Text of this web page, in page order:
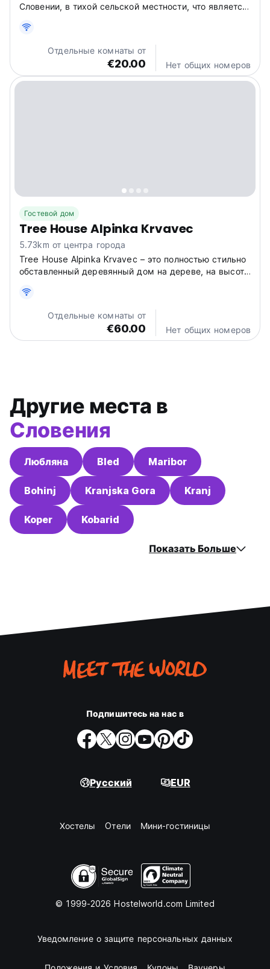
Словении, в тихой сельской местности, что является
Словении и посещения многих туристических
достопримечательностей. Отпуск в наших средствах
размещения вы можете использовать...
Отдельные комнаты от
€20.00 Нет общих номеров
Гостевой дом
Tree House Alpinka Krvavec
5.73km от центра города
Tree House Alpinka Krvavec – это полностью стильно
обставленный деревянный дом на дереве, на высоте
оборудованный, безопасный и романтический отдых
Отдельные комнаты от
€60.00 Нет общих номеров
Другие места в
Словения
Любляна Bled Maribor
Bohinj Kranjska Gora Kranj
Koper Kobarid
Показать Больше
Подпишитесь на нас в
Русский EUR
Хостелы Oтели Мини-гостиницы
© 1999-2026 Hostelworld.com Limited
Уведомление о защите персональных данных